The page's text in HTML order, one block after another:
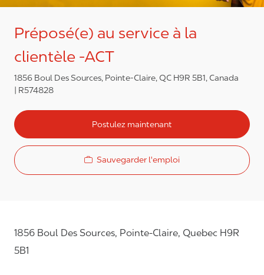
Préposé(e) au service à la
clientèle -ACT
1856 Boul Des Sources, Pointe-Claire, QC H9R 5B1, Canada
R574828
Postulez maintenant
Sauvegarder l'emploi
1856 Boul Des Sources, Pointe-Claire, Quebec H9R
5B1